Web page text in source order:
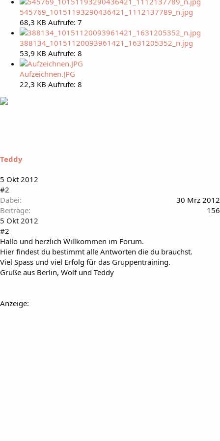
545769_10151193290436421_1112137789_n.jpg
68,3 KB Aufrufe: 7
388134_10151120093961421_1631205352_n.jpg
53,9 KB Aufrufe: 8
Aufzeichnen.JPG
22,3 KB Aufrufe: 8
Teddy
5 Okt 2012
#2
Dabei
30 Mrz 2012
Beiträge
156
5 Okt 2012
#2
Hallo und herzlich Willkommen im Forum.
Hier findest du bestimmt alle Antworten die du brauchst.
Viel Spass und viel Erfolg für das Gruppentraining.
Grüße aus Berlin, Wolf und Teddy
Anzeige: